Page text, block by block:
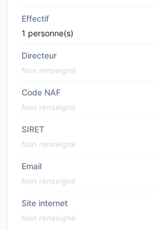
Effectif
1 personne(s)
Directeur
Non renseigné
Code NAF
Non renseigné
SIRET
Non renseigné
Email
Non renseigné
Site internet
Non renseigné